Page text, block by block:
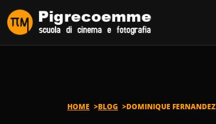
Vai al contenuto
HOME BLOG DOMINIQUE FERNANDEZ